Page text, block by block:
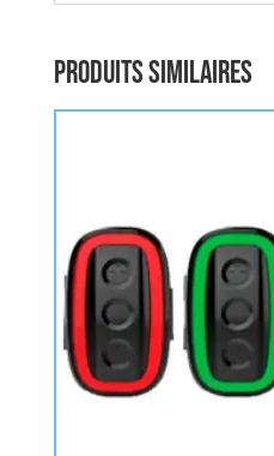
Produits similaires